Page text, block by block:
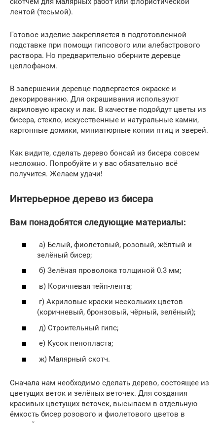
лентой (тесьмой).
Готовое изделие закрепляется в подготовленной
подставке при помощи гипсового или алебастрового
раствора. Но предварительно оберните деревце
целлофаном.
В завершении деревце подвергается окраске и
декорированию. Для окрашивания используют
акриловую краску и лак. В качестве подойдут цветы из
бисера, стекло, искусственные и натуральные камни,
картонные домики, миниатюрные копии птиц и зверей.
Как видите, сделать дерево бонсай из бисера совсем
несложно. Попробуйте и у вас обязательно всё
получится. Желаем удачи!
Интерьерное дерево из бисера
Вам понадобятся следующие материалы:
а) Белый, фиолетовый, розовый, жёлтый и
зелёный бисер;
б) Зелёная проволока толщиной 0.3 мм;
в) Коричневая тейп-лента;
г) Акриловые краски нескольких цветов
(коричневый, бронзовый, чёрный, зелёный);
д) Строительный гипс;
е) Кусок пенопласта;
ж) Малярный скотч.
Сначала нам необходимо сделать дерево, состоящее из
цветущих веток и зелёных веточек. Для создания
красивых цветущих веточек, высыпаем в отдельную
ёмкость бисер розового и фиолетового цветов в